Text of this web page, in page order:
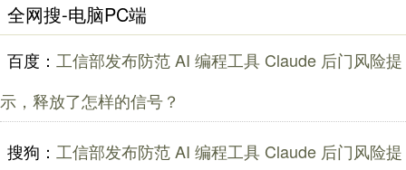
全网搜-电脑PC端
百度： 工信部发布防范 AI 编程工具 Claude 后门风险提
示，释放了怎样的信号？
搜狗： 工信部发布防范 AI 编程工具 Claude 后门风险提